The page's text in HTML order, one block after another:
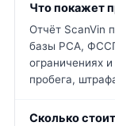
Что покажет
Отчёт ScanVin
базы РСА,
ограничениях
пробега,
Сколько